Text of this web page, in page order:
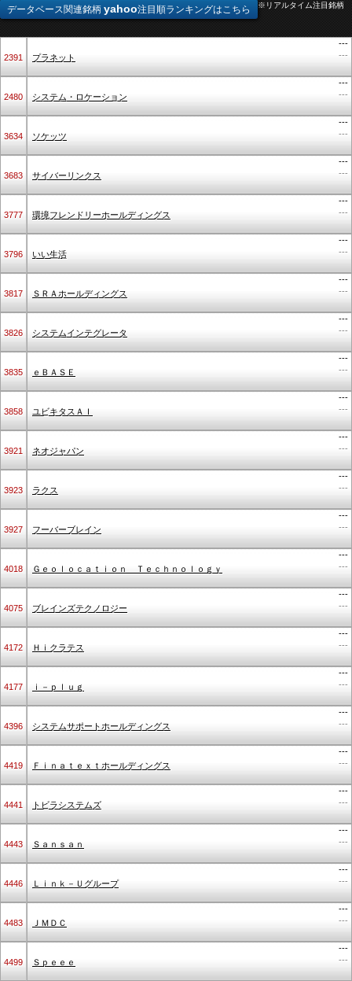
データベース関連銘柄 yahoo注目順ランキングはこちら ※リアルタイム注目銘柄
2391 プラネット
---
---
2480 システム・ロケーション
---
---
3634 ソケッツ
---
---
3683 サイバーリンクス
---
---
3777 環境フレンドリーホールディングス
---
---
3796 いい生活
---
---
3817 ＳＲＡホールディングス
---
---
3826 システムインテグレータ
---
---
3835 ｅＢＡＳＥ
---
---
3858 ユビキタスＡＩ
---
---
3921 ネオジャパン
---
---
3923 ラクス
---
---
3927 フーバーブレイン
---
---
4018 Ｇｅｏｌｏｃａｔｉｏｎ Ｔｅｃｈｎｏｌｏｇｙ
---
---
4075 ブレインズテクノロジー
---
---
4172 Ｈｉクラテス
---
---
4177 ｉ－ｐｌｕｇ
---
---
4396 システムサポートホールディングス
---
---
4419 Ｆｉｎａｔｅｘｔホールディングス
---
---
4441 トビラシステムズ
---
---
4443 Ｓａｎｓａｎ
---
---
4446 Ｌｉｎｋ－Ｕグループ
---
---
4483 ＪＭＤＣ
---
---
4499 Ｓｐｅｅｅ
---
---